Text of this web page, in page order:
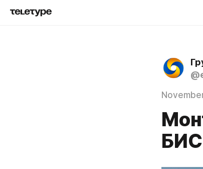
БИС